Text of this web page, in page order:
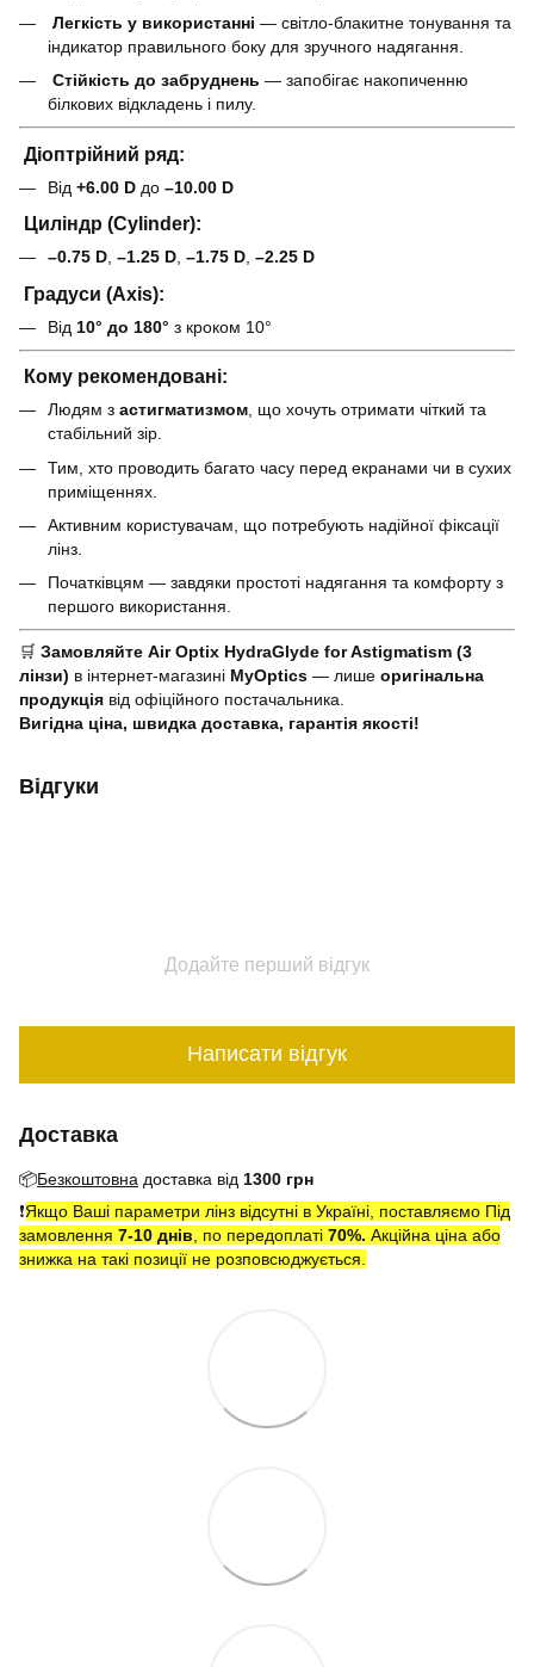
Легкість у використанні — світло-блакитне тонування та
індикатор правильного боку для зручного надягання.
Стійкість до забруднень — запобігає накопиченню
білкових відкладень і пилу.
Діоптрійний ряд:
Від +6.00 D до –10.00 D
Циліндр (Cylinder):
–0.75 D, –1.25 D, –1.75 D, –2.25 D
Градуси (Axis):
Від 10° до 180° з кроком 10°
Кому рекомендовані:
Людям з астигматизмом, що хочуть отримати чіткий та
стабільний зір.
Тим, хто проводить багато часу перед екранами чи в сухих
приміщеннях.
Активним користувачам, що потребують надійної фіксації
лінз.
Початківцям — завдяки простоті надягання та комфорту з
першого використання.
🛒 Замовляйте Air Optix HydraGlyde for Astigmatism (3
лінзи) в інтернет-магазині MyOptics — лише оригінальна
продукція від офіційного постачальника.
Вигідна ціна, швидка доставка, гарантія якості!
Відгуки
Додайте перший відгук
Написати відгук
Доставка
📦Безкоштовна доставка від 1300 грн
❗️Якщо Ваші параметри лінз відсутні в Україні, поставляємо Під
замовлення 7-10 днів , по передоплаті 70%. Акційна ціна або
знижка на такі позиції не розповсюджується.